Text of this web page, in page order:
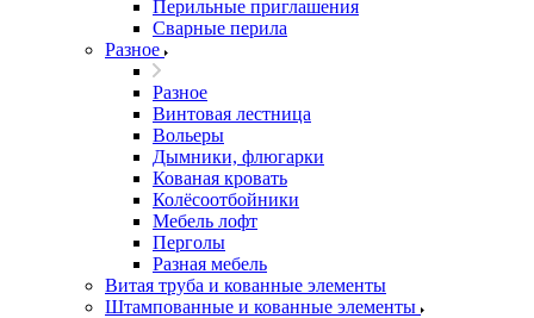
Перильные приглашения
Сварные перила
Разное
Разное
Винтовая лестница
Вольеры
Дымники, флюгарки
Кованая кровать
Колёсоотбойники
Мебель лофт
Перголы
Разная мебель
Витая труба и кованные элементы
Штампованные и кованные элементы